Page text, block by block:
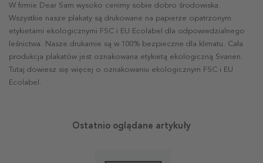
W firmie Dear Sam wysoko cenimy sobie dobro środowiska.
Wszystkie nasze plakaty są drukowane na papierze opatrzonym
etykietami ekologicznymi FSC i EU Ecolabel dla odpowiedzialnego
leśnictwa. Nasze drukarnie są w 100% bezpieczne dla klimatu. Cała
produkcja plakatów jest oznakowana etykietą ekologiczną Svanen.
Tutaj dowiesz się więcej o oznakowaniu ekologicznym FSC i EU
Ecolabel.
Ostatnio oglądane artykuły